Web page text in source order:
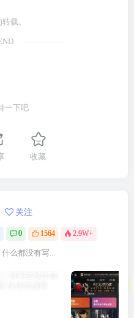
载。
一下吧
收藏
关注
0 1564 2.9W+
么都没有写...